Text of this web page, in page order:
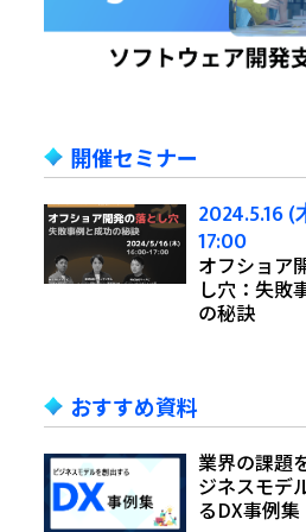
開催セミナー
2024.5.16
17:00
オフショア
し穴：失敗
の秘訣
おすすめ資料
業界の課題
ジネスモデ
るDX事例集